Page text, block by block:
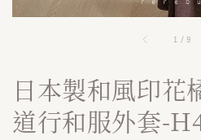
1 / 9
日本製和風印花
道行和服外套-